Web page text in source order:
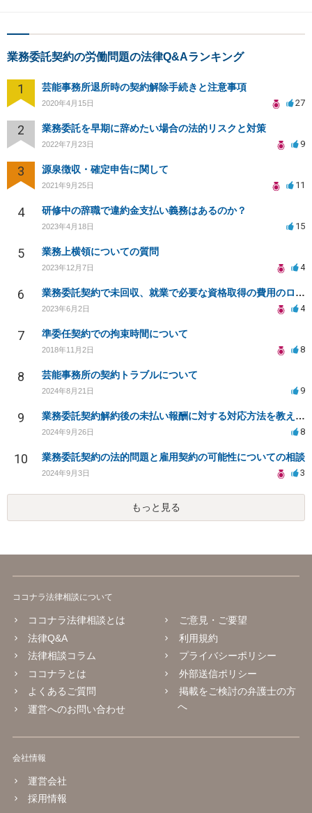
業務委託契約の労働問題の法律Q&Aランキング
1 芸能事務所退所時の契約解除手続きと注意事項
2020年4月15日 27
2 業務委託を早期に辞めたい場合の法的リスクと対策
2022年7月23日 9
3 源泉徴収・確定申告に関して
2021年9月25日 11
4 研修中の辞職で違約金支払い義務はあるのか？
2023年4月18日 15
5 業務上横領についての質問
2023年12月7日 4
6 業務委託契約で未回収、就業で必要な資格取得の費用のローンを組まされた
2023年6月2日 4
7 準委任契約での拘束時間について
2018年11月2日 8
8 芸能事務所の契約トラブルについて
2024年8月21日 9
9 業務委託契約解約後の未払い報酬に対する対応方法を教えてください
2024年9月26日 8
10 業務委託契約の法的問題と雇用契約の可能性についての相談
2024年9月3日 3
もっと見る
ココナラ法律相談について
ココナラ法律相談とは
法律Q&A
法律相談コラム
ココナラとは
よくあるご質問
運営へのお問い合わせ
ご意見・ご要望
利用規約
プライバシーポリシー
外部送信ポリシー
掲載をご検討の弁護士の方
へ
会社情報
運営会社
採用情報